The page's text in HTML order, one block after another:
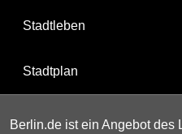
Stadtleben
Stadtplan
Berlin.de ist ein Angebot des